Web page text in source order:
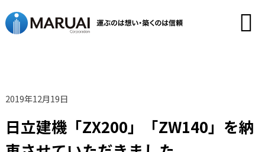
2019年12月19日
日立建機「ZX200」「ZW140」を納